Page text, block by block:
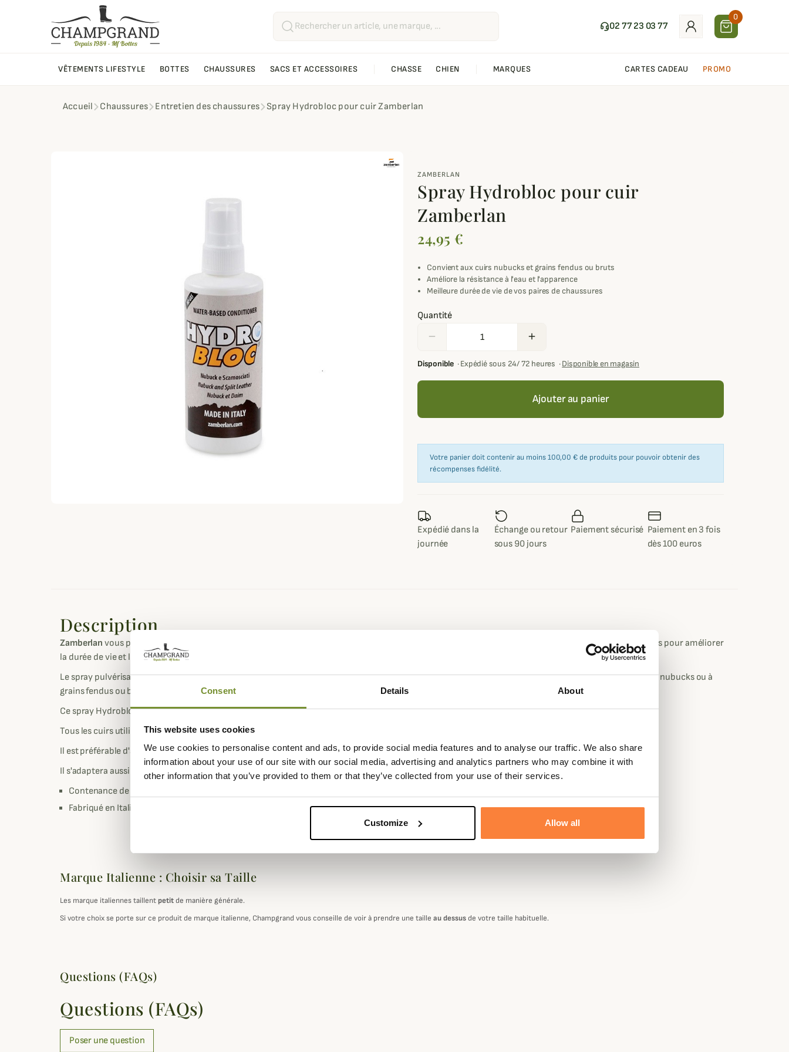
Consent Details About
This website uses cookies
We use cookies to personalise content and ads, to provide social media features and to analyse our traffic. We also share
information about your use of our site with our social media, advertising and analytics partners who may combine it with
other information that you’ve provided to them or that they’ve collected from your use of their services.
Customize Allow all
02 77 23 03 77
0
VÊTEMENTS LIFESTYLE BOTTES CHAUSSURES SACS ET ACCESSOIRES CHASSE CHIEN MARQUES CARTES CADEAU PROMO
Accueil Chaussures Entretien des chaussures Spray Hydrobloc pour cuir Zamberlan
ZAMBERLAN
Spray Hydrobloc pour cuir
Zamberlan
24,95 €
Convient aux cuirs nubucks et grains fendus ou bruts
Améliore la résistance à l'eau et l'apparence
Meilleure durée de vie de vos paires de chaussures
Quantité
remove add
Disponible ·Expédié sous 24/ 72 heures ·Disponible en magasin
Ajouter au panier
Votre panier doit contenir au moins 100,00 € de produits pour pouvoir obtenir des
récompenses fidélité.
Expédié dans la
journée
Échange ou retour
sous 90 jours
Paiement sécurisé Paiement en 3 fois
dès 100 euros
Description
Zamberlan vous propose son spray revitalisant pour cuir Hydrobloc® spécialement conçu pour les cuirs Hydrobloc® nubucks et à grains fendus ou bruts pour améliorer
la durée de vie et la résistance de votre paire de chaussures.
Le spray pulvérisateur Hydrobloc® est un revitalisant à base d'eau qui permet d'améliorer la résistance à l'eau, la durée de vie et l'apparence de vos cuirs nubucks ou à
grains fendus ou bruts.
Ce spray Hydrobloc® a été formulé et développé pour les cuirs nubuks, fendus et également fendus/tissu et rugueux ou inversés.
Tous les cuirs utilisés dans la fabrication de vos chaussures Zamberlan sont préalablement traités d'Hydrobloc® lors du processus de tannage du cuir.
Il est préférable d'appliquer votre spray Hydrobloc® tous les six mois sur votre paire ou lorsque vous en ressentez le besoin.
Il s'adaptera aussi très bien aux chaussures en cuir d'autres fabricants et particulièrement aux chaussures doublées Gore-Tex.
Contenance de 110 ML
Fabriqué en Italie
Marque Italienne : Choisir sa Taille
Les marque italiennes taillentpetitde manière générale.
Si votre choix se porte sur ce produit de marque italienne, Champgrand vous conseille de voir à prendre une taille au dessusde votre taille habituelle.
Questions (FAQs)
Questions (FAQs)
Poser une question